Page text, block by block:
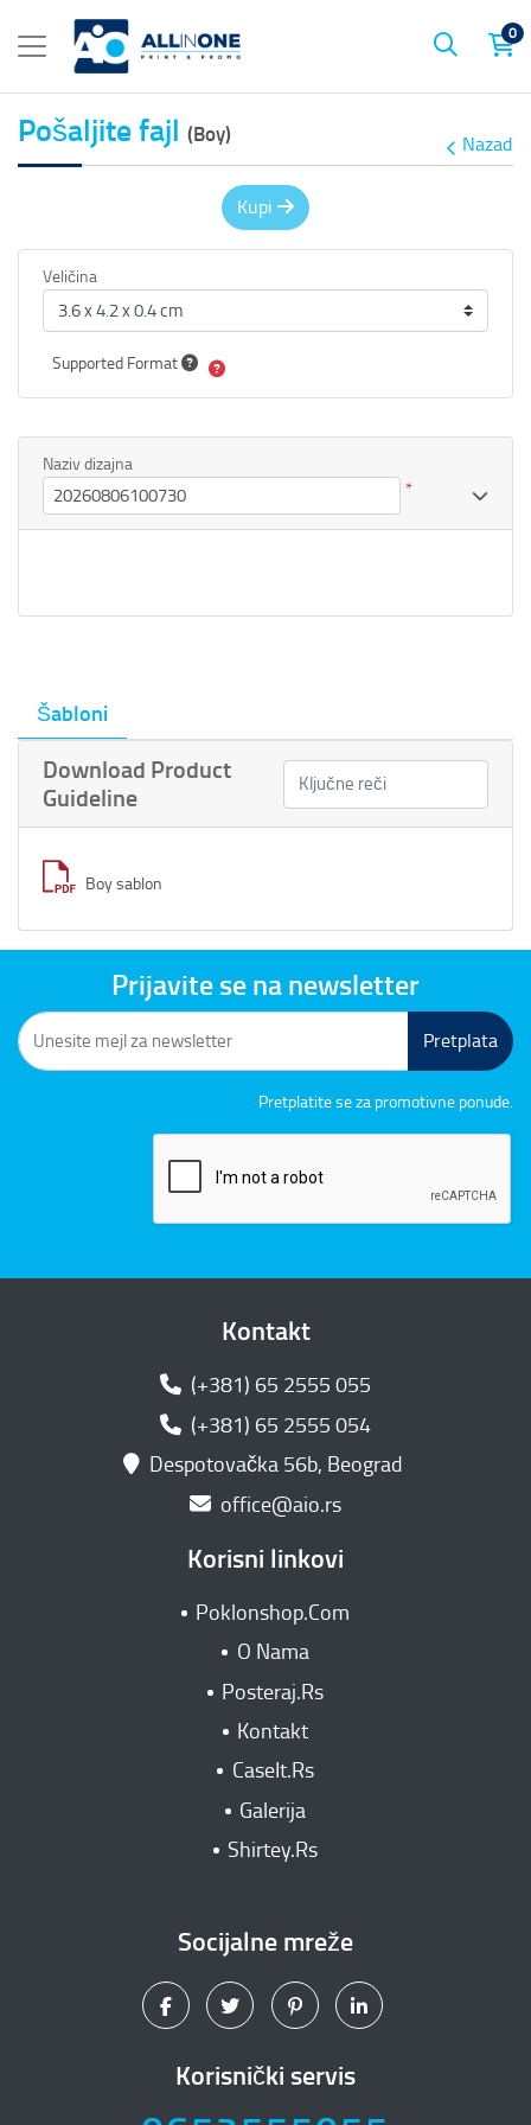
0
Pošaljite fajl (Boy) Nazad
Šabloni
Download Product
Guideline
Boy sablon
Kupi
Veličina
Supported Format
Naziv dizajna
*
Prijavite se na newsletter
Pretplata
Pretplatite se za promotivne ponude.
Kontakt
(+381) 65 2555 055
(+381) 65 2555 054
Despotovačka 56b, Beograd
office@aio.rs
Korisni linkovi
Poklonshop.Com
O Nama
Posteraj.Rs
Kontakt
CaseIt.Rs
Galerija
Shirtey.Rs
Socijalne mreže
Korisnički servis